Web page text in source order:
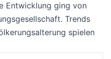
Entwicklung ging von
Trends
spielen